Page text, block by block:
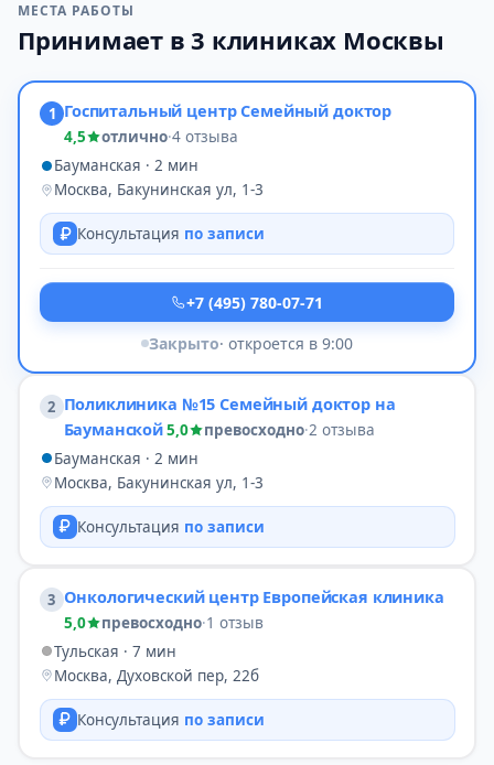
МЕСТА РАБОТЫ
Принимает в 3 клиниках Москвы
1 Госпитальный центр Семейный доктор
4,5 отлично·4 отзыва
Бауманская · 2 мин
Москва, Бакунинская ул, 1-3
Консультация по записи
+7 (495) 780-07-71
Закрыто· откроется в 9:00
2 Поликлиника №15 Семейный доктор на
Бауманской5,0 превосходно·2 отзыва
Бауманская · 2 мин
Москва, Бакунинская ул, 1-3
Консультация по записи
3 Онкологический центр Европейская клиника
5,0 превосходно·1 отзыв
Тульская · 7 мин
Москва, Духовской пер, 22б
Консультация по записи